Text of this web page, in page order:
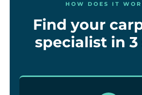
HOW DOES IT
Find your
specialist in 3